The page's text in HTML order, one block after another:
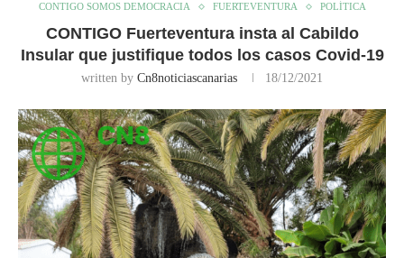
CONTIGO SOMOS DEMOCRACIA FUERTEVENTURA POLÍTICA
CONTIGO Fuerteventura insta al Cabildo
Insular que justifique todos los casos Covid-19
written by Cn8noticiascanarias 18/12/2021